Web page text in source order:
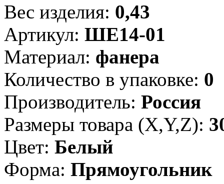
Вес изделия: 0,43
Артикул: ШЕ14-01
Материал: фанера
Количество в упаковке: 0
Производитель: Россия
Размеры товара (X,Y,Z):
Цвет: Белый
Форма: Прямоугольник